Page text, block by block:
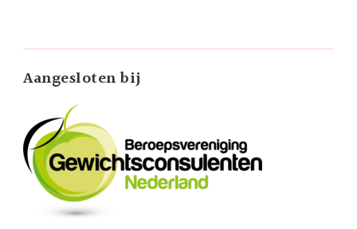
Aangesloten bij